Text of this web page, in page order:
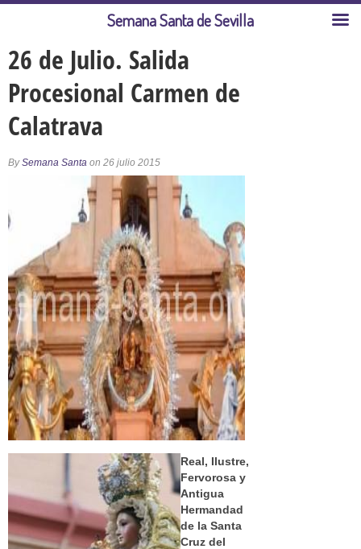
26 de Julio. Salida
Procesional Carmen de
Calatrava
BySemana Santa on 26 julio 2015
Real, Ilustre,
Fervorosa y
Antigua
Hermandad
de la Santa
Cruz del
Semana Santa de Sevilla